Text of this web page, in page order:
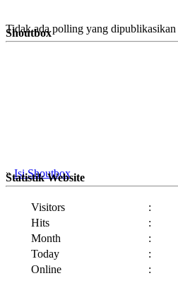
Tidak ada polling yang dipublikasikan
Shoutbox
»Isi Shoutbox
Statistik Website
Visitors :
Hits
:
Month
:
Today
:
Online
: